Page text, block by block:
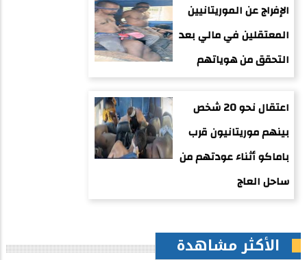
الإفراج عن الموريتانيين
المعتقلين في مالي بعد
التحقق من هوياتهم
اعتقال نحو 20 شخص
بينهم موريتانيون قرب
باماكو أثناء عودتهم من
ساحل العاج
الأكثر مشاهدة